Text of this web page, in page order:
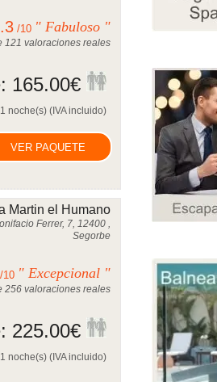
/10 " Fabuloso "
121 valoraciones reales
165.00€
noche(s) (IVA incluido)
VER PAQUETE
Martin el Humano
Ferrer, 7, 12400 ,
Segorbe
/10 " Excepcional "
256 valoraciones reales
225.00€
noche(s) (IVA incluido)